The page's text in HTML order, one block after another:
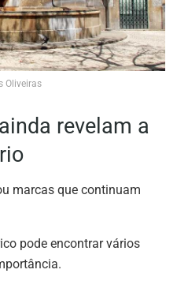
Oliveiras
revelam a
marcas que continuam
pode encontrar vários